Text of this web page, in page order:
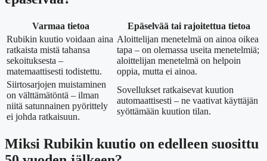
Varmaa tietoa
Epäselvää tai rajoitettua tietoa
Rubikin kuutio voidaan aina
ratkaista mistä tahansa
sekoituksesta –
matemaattisesti todistettu.
Aloittelijan menetelmä on ainoa oikea
tapa – on olemassa useita menetelmiä;
aloittelijan menetelmä on helpoin
oppia, mutta ei ainoa.
Siirtosarjojen muistaminen
on välttämätöntä – ilman
niitä satunnainen pyörittely
ei johda ratkaisuun.
Sovellukset ratkaisevat kuution
automaattisesti – ne vaativat käyttäjän
syöttämään kuution tilan.
Miksi Rubikin kuutio on edelleen suosittu